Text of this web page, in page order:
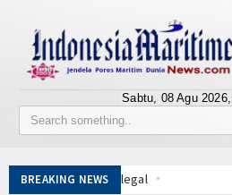
Tentang Kami
Berita
Sabtu, 08 Agu 2026,
BREAKING NEWS
Lawan Pinjol Ilegal